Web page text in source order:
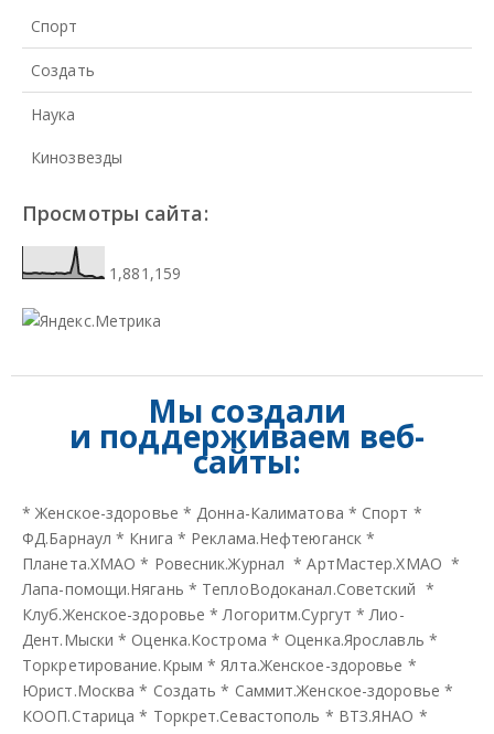
Спорт
Создать
Наука
Кинозвезды
Просмотры сайта:
1,881,159
Мы создали
и поддерживаем веб-
сайты:
*Женское-здоровье * Донна-Калиматова * Спорт *
ФД.Барнаул * Книга * Реклама.Нефтеюганск *
Планета.ХМАО * Ровесник.Журнал *АртМастер.ХМАО *
Лапа-помощи.Нягань * ТеплоВодоканал.Советский *
Клуб.Женское-здоровье * Логоритм.Сургут * Лио-
Дент.Мыски * Оценка.Кострома * Оценка.Ярославль *
Торкретирование.Крым * Ялта.Женское-здоровье *
Юрист.Москва * Создать * Саммит.Женское-здоровье *
КООП.Старица * Торкрет.Севастополь * ВТЗ.ЯНАО *